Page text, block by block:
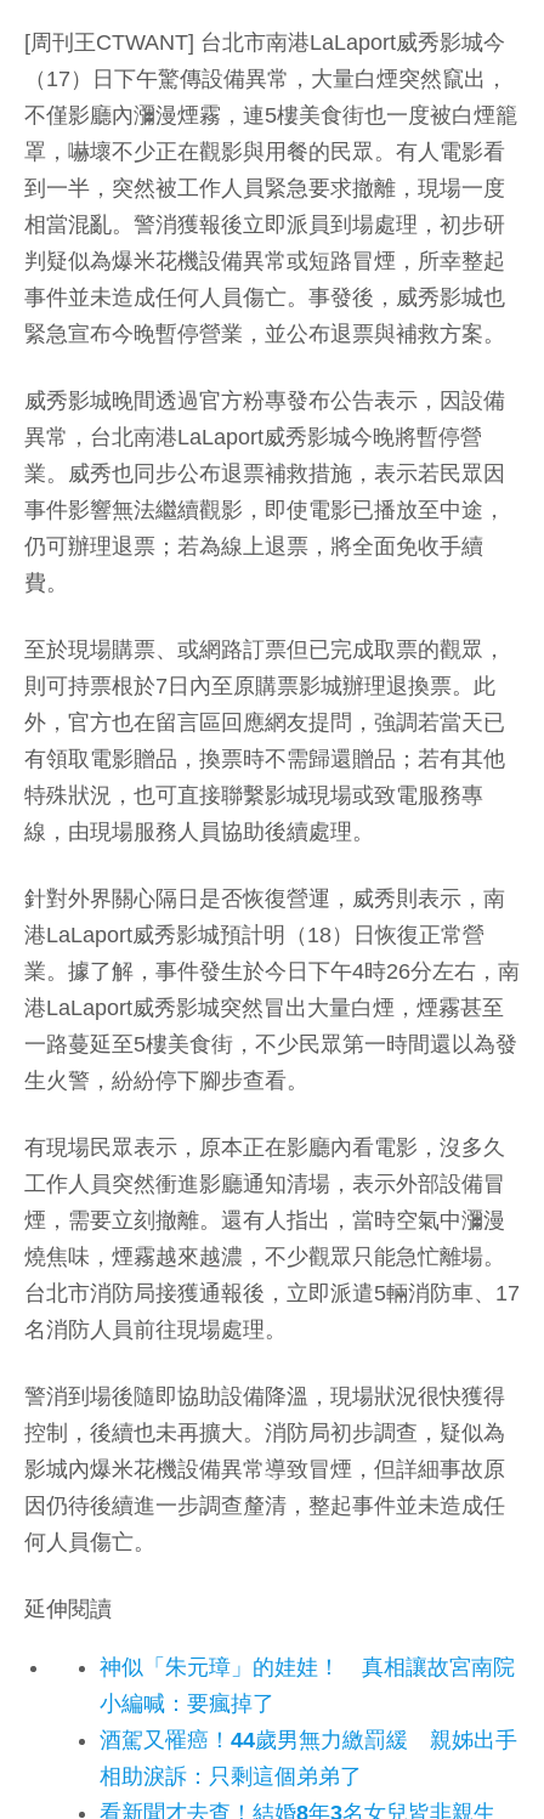
[周刊王CTWANT] 台北市南港LaLaport威秀影城今
（17）日下午驚傳設備異常，大量白煙突然竄出，
不僅影廳內瀰漫煙霧，連5樓美食街也一度被白煙籠
罩，嚇壞不少正在觀影與用餐的民眾。有人電影看
到一半，突然被工作人員緊急要求撤離，現場一度
相當混亂。警消獲報後立即派員到場處理，初步研
判疑似為爆米花機設備異常或短路冒煙，所幸整起
事件並未造成任何人員傷亡。事發後，威秀影城也
緊急宣布今晚暫停營業，並公布退票與補救方案。
威秀影城晚間透過官方粉專發布公告表示，因設備
異常，台北南港LaLaport威秀影城今晚將暫停營
業。威秀也同步公布退票補救措施，表示若民眾因
事件影響無法繼續觀影，即使電影已播放至中途，
仍可辦理退票；若為線上退票，將全面免收手續
費。
至於現場購票、或網路訂票但已完成取票的觀眾，
則可持票根於7日內至原購票影城辦理退換票。此
外，官方也在留言區回應網友提問，強調若當天已
有領取電影贈品，換票時不需歸還贈品；若有其他
特殊狀況，也可直接聯繫影城現場或致電服務專
線，由現場服務人員協助後續處理。
針對外界關心隔日是否恢復營運，威秀則表示，南
港LaLaport威秀影城預計明（18）日恢復正常營
業。據了解，事件發生於今日下午4時26分左右，南
港LaLaport威秀影城突然冒出大量白煙，煙霧甚至
一路蔓延至5樓美食街，不少民眾第一時間還以為發
生火警，紛紛停下腳步查看。
有現場民眾表示，原本正在影廳內看電影，沒多久
工作人員突然衝進影廳通知清場，表示外部設備冒
煙，需要立刻撤離。還有人指出，當時空氣中瀰漫
燒焦味，煙霧越來越濃，不少觀眾只能急忙離場。
台北市消防局接獲通報後，立即派遣5輛消防車、17
名消防人員前往現場處理。
警消到場後隨即協助設備降溫，現場狀況很快獲得
控制，後續也未再擴大。消防局初步調查，疑似為
影城內爆米花機設備異常導致冒煙，但詳細事故原
因仍待後續進一步調查釐清，整起事件並未造成任
何人員傷亡。
延伸閱讀
神似「朱元璋」的娃娃！ 真相讓故宮南院
小編喊：要瘋掉了
酒駕又罹癌！44歲男無力繳罰緩 親姊出手
相助淚訴：只剩這個弟弟了
看新聞才去查！結婚8年3名女兒皆非親生